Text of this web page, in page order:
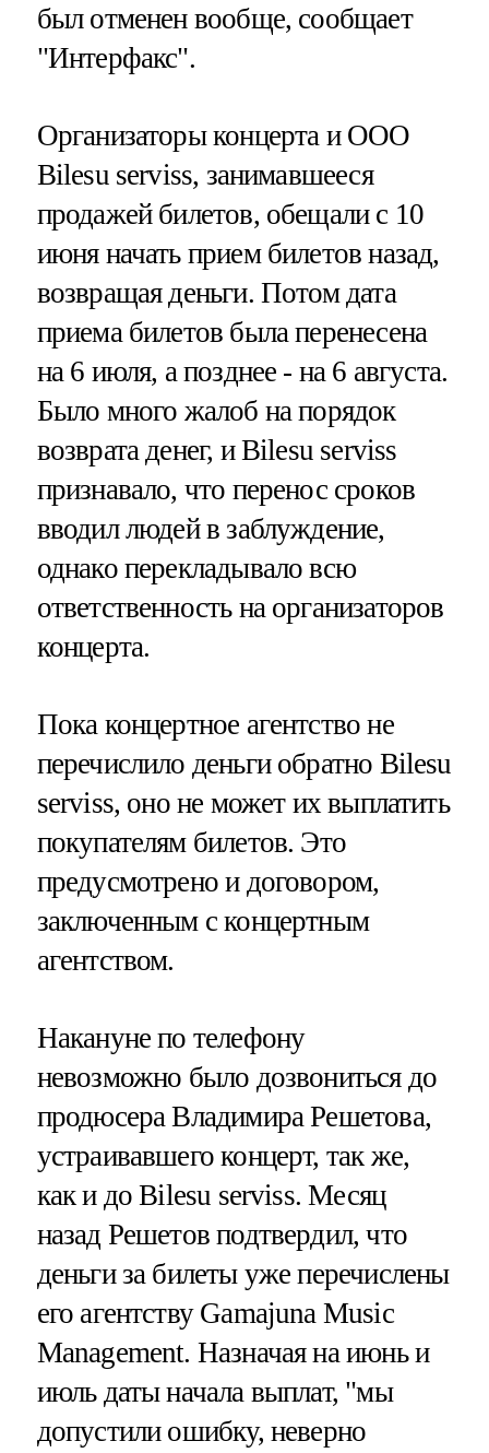
был отменен вообще, сообщает
"Интерфакс".
Организаторы концерта и ООО
Bilesu serviss, занимавшееся
продажей билетов, обещали с 10
июня начать прием билетов назад,
возвращая деньги. Потом дата
приема билетов была перенесена
на 6 июля, а позднее - на 6 августа.
Было много жалоб на порядок
возврата денег, и Bilesu serviss
признавало, что перенос сроков
вводил людей в заблуждение,
однако перекладывало всю
ответственность на организаторов
концерта.
Пока концертное агентство не
перечислило деньги обратно Bilesu
serviss, оно не может их выплатить
покупателям билетов. Это
предусмотрено и договором,
заключенным с концертным
агентством.
Накануне по телефону
невозможно было дозвониться до
продюсера Владимира Решетова,
устраивавшего концерт, так же,
как и до Bilesu serviss. Месяц
назад Решетов подтвердил, что
деньги за билеты уже перечислены
его агентству Gamajuna Music
Management. Назначая на июнь и
июль даты начала выплат, "мы
допустили ошибку, неверно